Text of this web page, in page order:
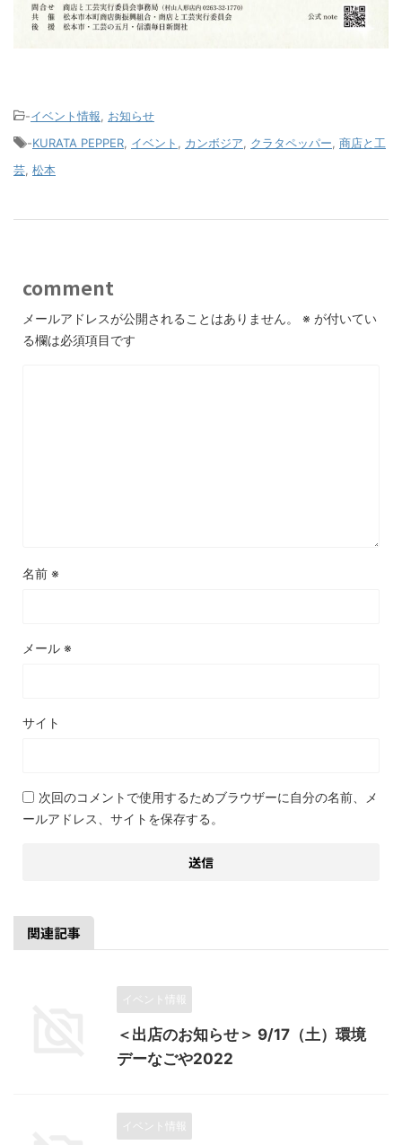
-イベント情報, お知らせ
-KURATA PEPPER, イベント , カンボジア, クラタペッパー, 商店と工
芸, 松本
comment
メールアドレスが公開されることはありません。 ※ が付いてい
る欄は必須項目です
名前 ※
メール ※
サイト
次回のコメントで使用するためブラウザーに自分の名前、メ
ールアドレス、サイトを保存する。
関連記事
イベント情報
＜出店のお知らせ＞ 9/17（土）環境
デーなごや2022
イベント情報